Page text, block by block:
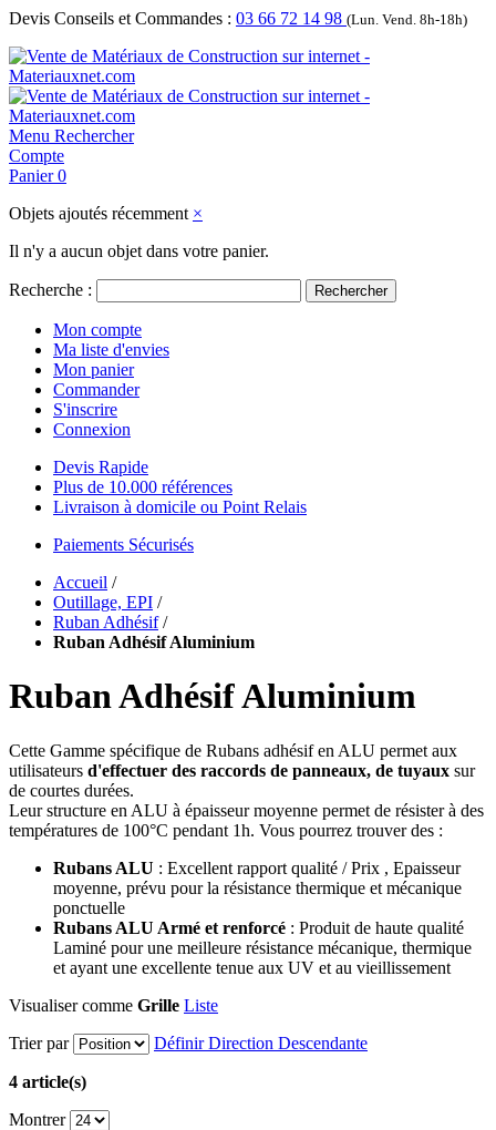
Devis Conseils et Commandes : 03 66 72 14 98 (Lun. Vend. 8h-18h)
Menu Rechercher
Compte
Panier 0
Objets ajoutés récemment ×
Il n'y a aucun objet dans votre panier.
Recherche : Rechercher
Mon compte
Ma liste d'envies
Mon panier
Commander
S'inscrire
Connexion
Devis Rapide
Plus de 10.000 références
Livraison à domicile ou Point Relais
Paiements Sécurisés
Accueil /
Outillage, EPI /
Ruban Adhésif /
Ruban Adhésif Aluminium
Ruban Adhésif Aluminium
Cette Gamme spécifique de Rubans adhésif en ALU permet aux
utilisateurs d'effectuer des raccords de panneaux, de tuyaux sur
de courtes durées.
Leur structure en ALU à épaisseur moyenne permet de résister à des
températures de 100°C pendant 1h. Vous pourrez trouver des :
Rubans ALU : Excellent rapport qualité / Prix , Epaisseur
moyenne, prévu pour la résistance thermique et mécanique
ponctuelle
Rubans ALU Armé et renforcé : Produit de haute qualité
Laminé pour une meilleure résistance mécanique, thermique
et ayant une excellente tenue aux UV et au vieillissement
Visualiser comme Grille Liste
Trier par
Définir Direction Descendante
4 article(s)
Montrer